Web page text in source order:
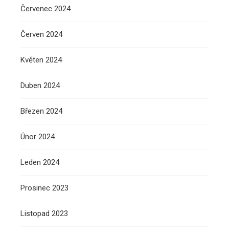
Červenec 2024
Červen 2024
Květen 2024
Duben 2024
Březen 2024
Únor 2024
Leden 2024
Prosinec 2023
Listopad 2023